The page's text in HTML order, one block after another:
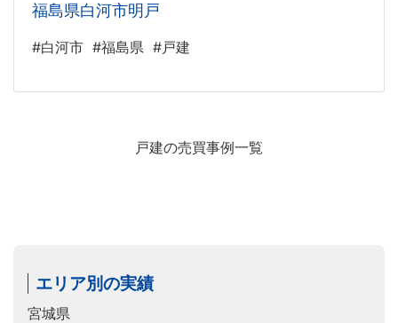
福島県白河市明戸
#白河市 #福島県 #戸建
戸建の売買事例一覧
エリア別の実績
宮城県